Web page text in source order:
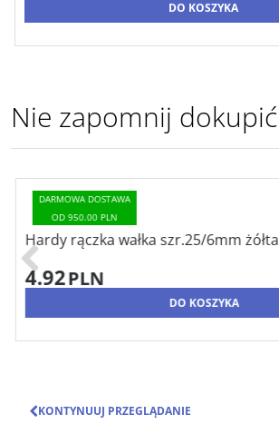
DO KOSZYKA
Nie zapomnij dokupić
DARMOWA DOSTAWA
OD 950.00 PLN
Hardy rączka wałka szr.25/6mm żółta
4.92PLN
DO KOSZYKA
KONTYNUUJ PRZEGLĄDANIE